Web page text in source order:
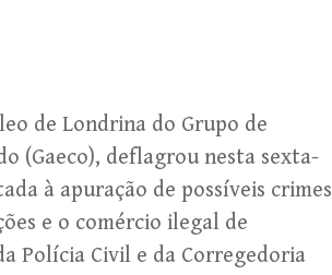
de Londrina do Grupo de
(Gaeco), deflagrou nesta sexta-
à apuração de possíveis crimes
e o comércio ilegal de
Polícia Civil e da Corregedoria